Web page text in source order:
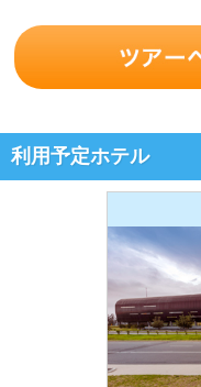
利用予定ホテル